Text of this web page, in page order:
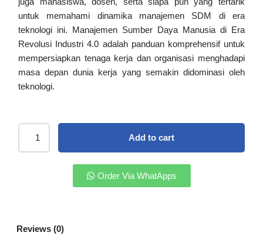
untuk memahami dinamika manajemen SDM di era
teknologi ini. Manajemen Sumber Daya Manusia di Era
Revolusi Industri 4.0 adalah panduan komprehensif untuk
mempersiapkan tenaga kerja dan organisasi menghadapi
masa depan dunia kerja yang semakin didominasi oleh
teknologi.
Add to cart
Order Via WhatApps
Reviews (0)